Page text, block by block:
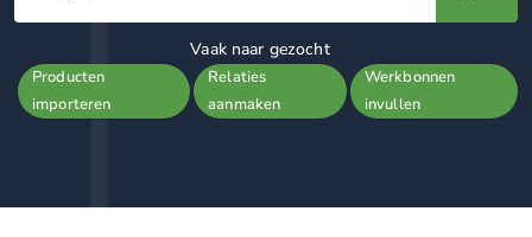
Vaak naar gezocht
Producten
importeren
Relaties
aanmaken
Werkbonnen
invullen